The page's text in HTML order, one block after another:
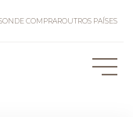
ONDE COMPRAROUTROS PAÍSES